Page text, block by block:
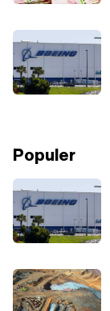
Populer